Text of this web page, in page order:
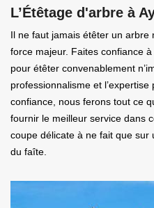
L’Étêtage d'arbre à
Il ne faut jamais étêter un
force majeur. Faites confiance
pour étêter convenablement
professionnalisme et
confiance, nous ferons tout ce
fournir le meilleur service dans
coupe délicate à ne fait que
du faîte.